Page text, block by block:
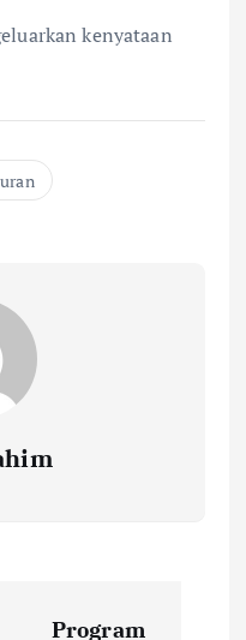
kenyataan
Program